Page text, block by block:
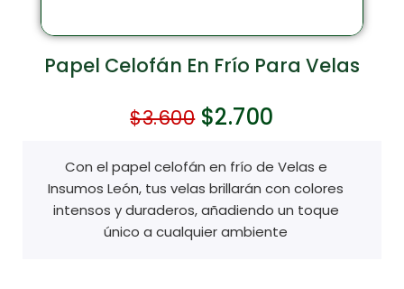
Papel Celofán En Frío Para Velas
$3.600 $2.700
Con el papel celofán en frío de Velas e
Insumos León, tus velas brillarán con colores
intensos y duraderos, añadiendo un toque
único a cualquier ambiente